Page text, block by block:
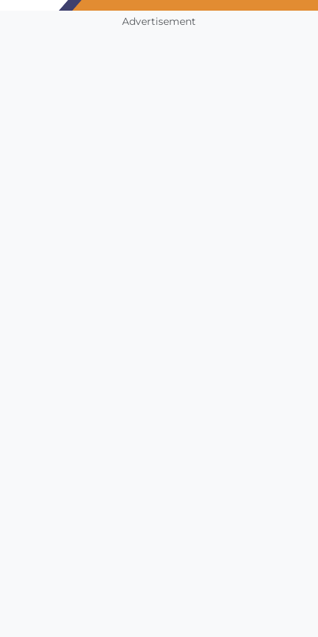
Advertisement